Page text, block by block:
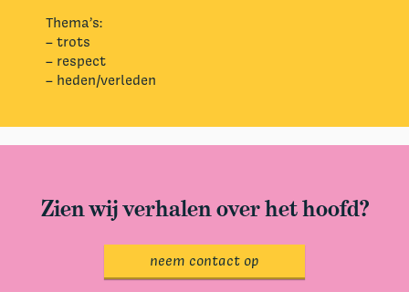
Thema’s:
– trots
– respect
– heden/verleden
Zien wij verhalen over het hoofd?
neem contact op